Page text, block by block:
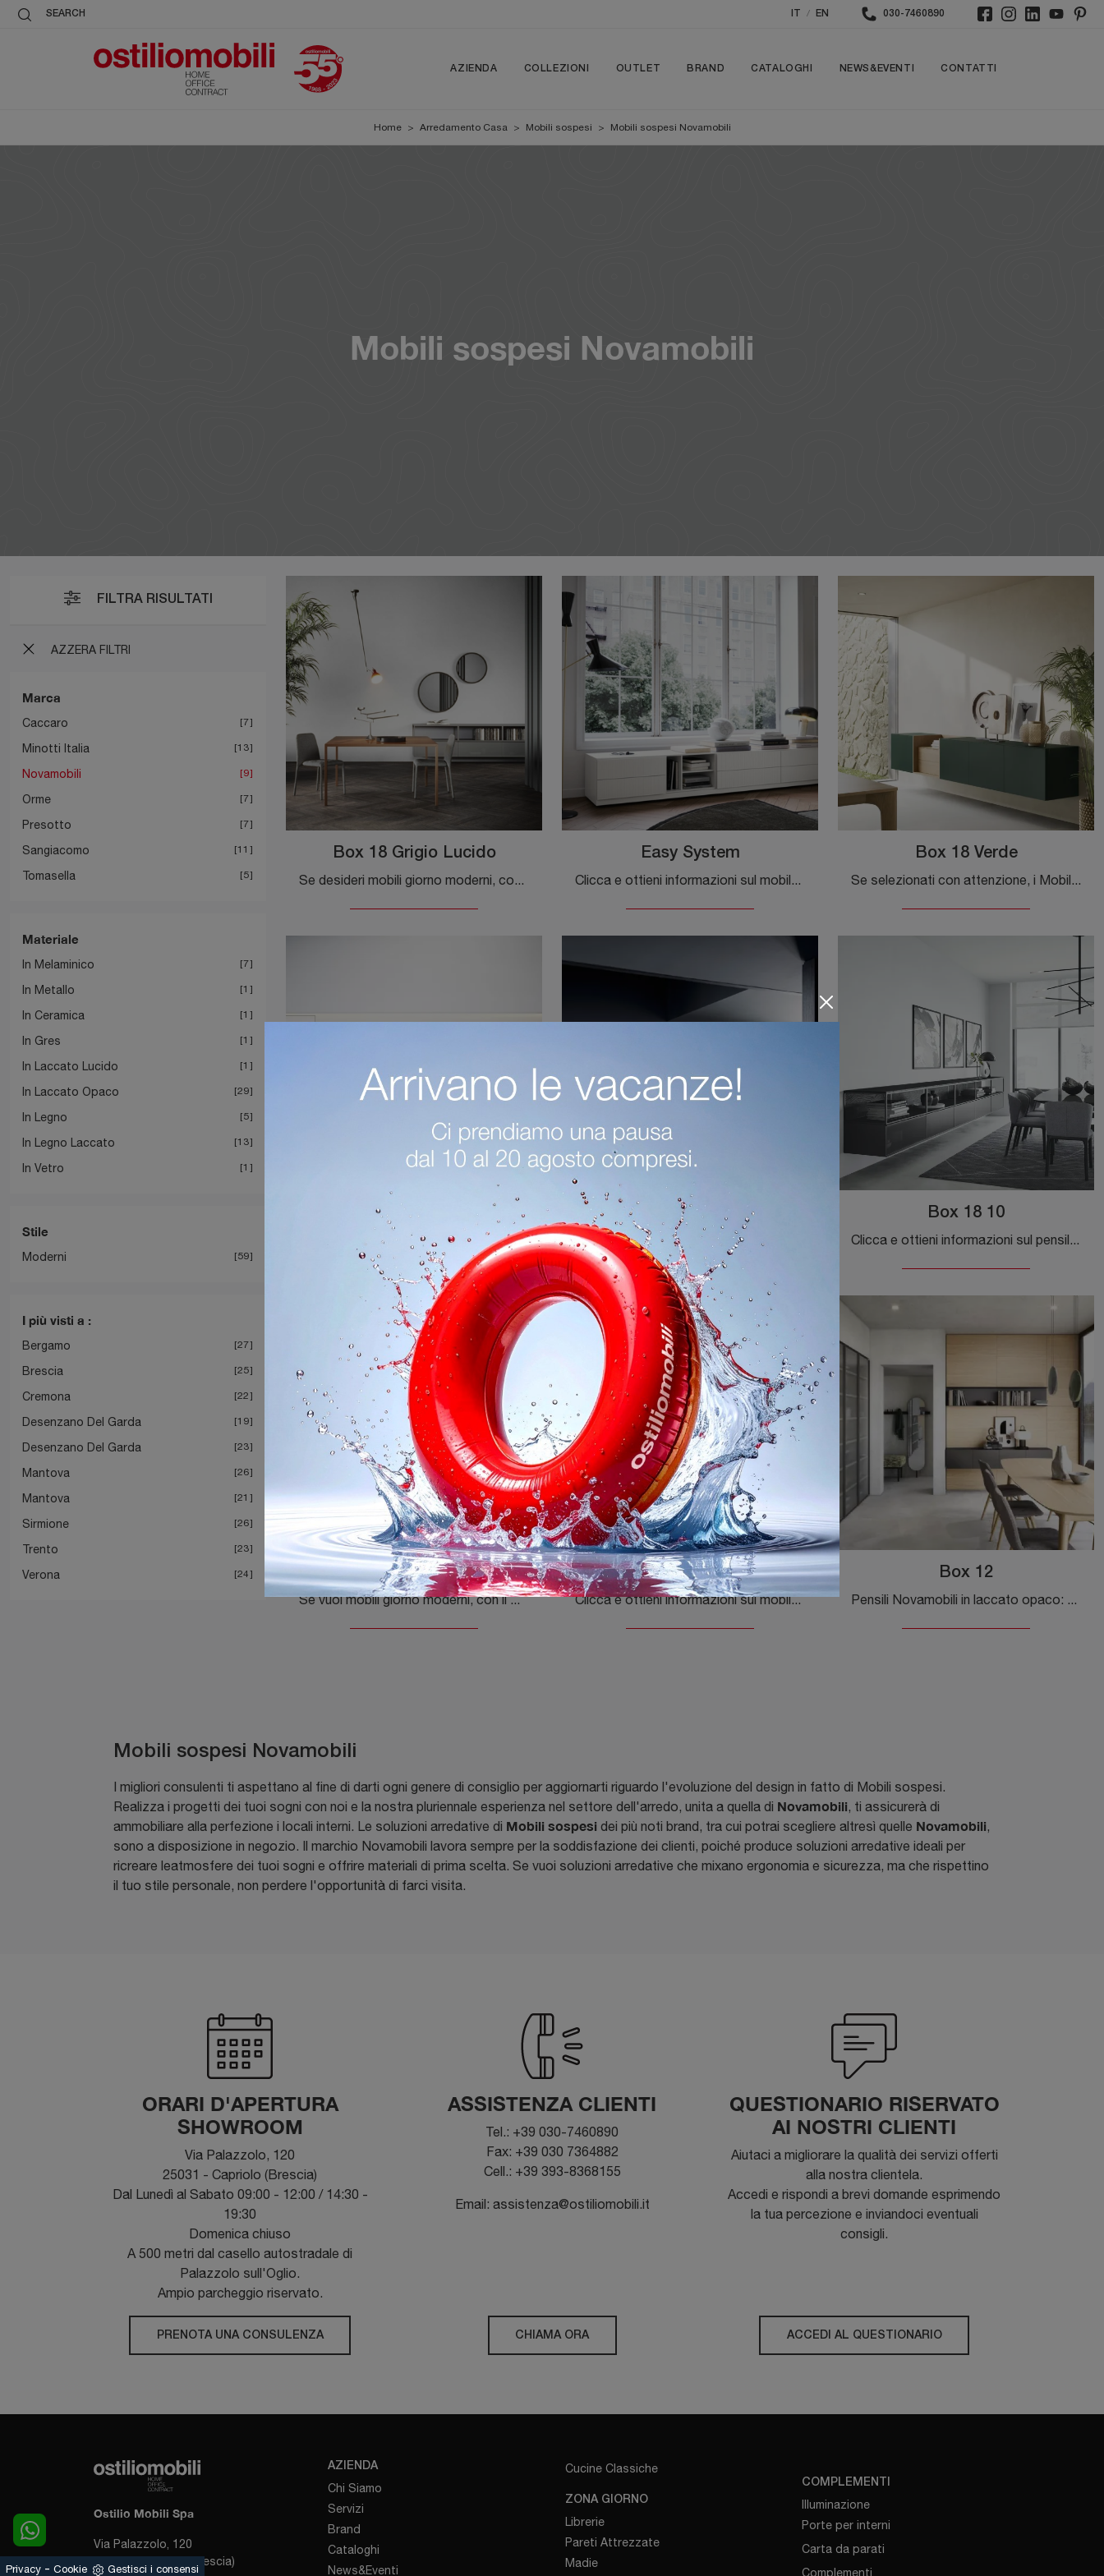
SEARCH / EN 030-7460890
AZIENDA COLLEZIONI OUTLET BRAND CATALOGHI NEWS&EVENTI CONTATTI
Home > Arredamento Casa > Mobili sospesi > Mobili sospesi Novamobili
Mobili sospesi Novamobili
FILTRA RISULTATI
AZZERA FILTRI
Marca
Caccaro 7
Minotti Italia 13
Novamobili 9
Orme 7
Presotto 7
Sangiacomo 11
Tomasella 5
Materiale
In Melaminico 7
In Metallo 1
In Ceramica 1
In Gres 1
In Laccato Lucido 1
In Laccato Opaco 29
In Legno 5
In Legno Laccato 13
In Vetro 1
Stile
Moderni 59
I più visti a :
Bergamo 27
Brescia 25
Cremona 22
Desenzano Del Garda 19
Desenzano Del Garda 23
Mantova 26
Mantova 21
Sirmione 26
Trento 23
Verona 24
Box 18 Grigio Lucido
Se desideri mobili giorno moderni, con il modello Box 18 Grigio Lucido in laccato lucido di Novamobili potrai ultimare un soggiorno pratico e ...
Easy System
Clicca e ottieni informazioni sul mobile soggiorno Easy System Novamobili in laccato opaco: arreda un living dinamico e operativo.
Box 18 Verde
Se selezionati con attenzione, i Mobili sospesi aiutano a ultimare l'arredo di casa: un piano d'appoggio multifunzionale e bello a vedersi è ...
Box 12 Bianco
I Mobile sospeso Box 12 Bianco di Novamobili fanno al caso tuo se desideri impreziosire gli spazi di casa con una composizione dal design deciso e di ...
Box 18 Legno
Box 18 10
Clicca e ottieni informazioni sul pensile Box 18 10 Novamobili in metallo: arreda un soggiorno operativo e pratico.
Madia Box 18 03
Se vuoi mobili giorno moderni, con il modello Madia Box 18 03 in laccato opaco di Novamobili potrai ultimare un living dinamico e operativo.
Tetris 02
Clicca e ottieni informazioni sul mobile soggiorno Tetris 02 Novamobili in laccato opaco: arreda un soggiorno dinamico e operativo.
Box 12
Pensili Novamobili in laccato opaco: clicca e scopri di più sul modello Box 12, pensato per ultimare spazi moderni.
Mobili sospesi Novamobili
I migliori consulenti ti aspettano al fine di darti ogni genere di consiglio per aggiornarti riguardo l'evoluzione del design in fatto di Mobili sospesi.
Realizza i progetti dei tuoi sogni con noi e la nostra pluriennale esperienza nel settore dell'arredo, unita a quella di Novamobili, ti assicurerà di
ammobiliare alla perfezione i locali interni. Le soluzioni arredative di Mobili sospesi dei più noti brand, tra cui potrai scegliere altresì quelle Novamobili,
sono a disposizione in negozio. Il marchio Novamobili lavora sempre per la soddisfazione dei clienti, poiché produce soluzioni arredative ideali per
ricreare leatmosfere dei tuoi sogni e offrire materiali di prima scelta. Se vuoi soluzioni arredative che mixano ergonomia e sicurezza, ma che rispettino
il tuo stile personale, non perdere l'opportunità di farci visita.
ORARI D'APERTURA
SHOWROOM
Via Palazzolo, 120
25031 - Capriolo (Brescia)
Dal Lunedì al Sabato 09:00 - 12:00 / 14:30 -
19:30
Domenica chiuso
A 500 metri dal casello autostradale di
Palazzolo sull'Oglio.
Ampio parcheggio riservato.
PRENOTA UNA CONSULENZA
ASSISTENZA CLIENTI
Tel.: +39 030-7460890
Fax: +39 030 7364882
Cell.: +39 393-8368155
Email: assistenza@ostiliomobili.it
CHIAMA ORA
QUESTIONARIO RISERVATO
AI NOSTRI CLIENTI
Aiutaci a migliorare la qualità dei servizi offerti
alla nostra clientela.
Accedi e rispondi a brevi domande esprimendo
la tua percezione e inviandoci eventuali
consigli.
ACCEDI AL QUESTIONARIO
Ostilio Mobili Spa
Via Palazzolo, 120
25031 - Capriolo (Brescia)
AZIENDA
Chi Siamo
Servizi
Brand
Cataloghi
News&Eventi
Cucine Classiche
ZONA GIORNO
Librerie
Pareti Attrezzate
Madie
COMPLEMENTI
Illuminazione
Porte per interni
Carta da parati
Complementi
Privacy - Cookie Gestisci i consensi